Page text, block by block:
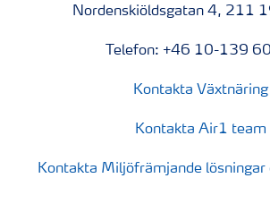
Nordenskiöldsgatan 4, 211
Telefon: +46 10-139
Kontakta Växtnäring
Kontakta Air1 team
Kontakta Miljöfrämjande lösningar